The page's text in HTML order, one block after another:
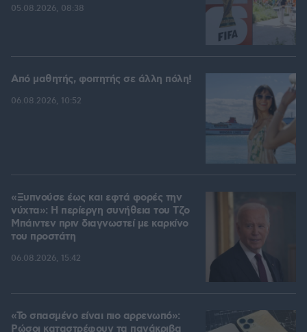
05.08.2026, 08:38
Από μαθητής, φοιτητής σε άλλη πόλη!
06.08.2026, 10:52
«Ξυπνούσε έως και εφτά φορές την
νύχτα»: Η περίεργη συνήθεια του Τζο
Μπάιντεν πριν διαγνωστεί με καρκίνο
του προστάτη
06.08.2026, 15:42
«Το σπασμένο είναι πιο αρρενωπό»: